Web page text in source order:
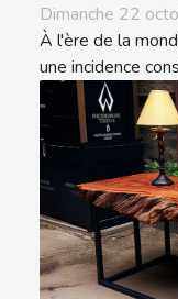
Dimanche 22
À l'ère de la
une incidence